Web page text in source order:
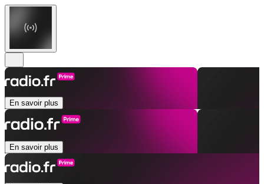
En savoir plus
En savoir plus